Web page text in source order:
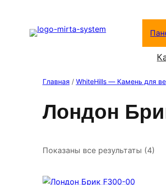
содержимому
Главная / WhiteHills — Камень для
Лондон
Показаны все результаты (4)